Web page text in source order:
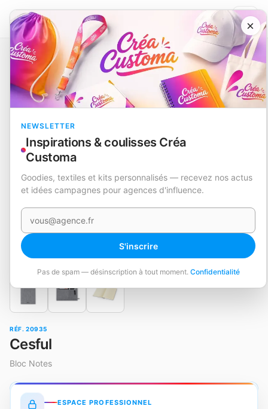
×
NEWSLETTER
Inspirations & coulisses Créa
Customa
Goodies, textiles et kits personnalisés — recevez nos actus
et idées campagnes pour agences d'influence.
Votre e-mail
S'inscrire
Pas de spam — désinscription à tout moment. Confidentialité
Catalogue Écriture Bloc Notes Cesful
EN STOCK
RÉF. 20935
Cesful
Bloc Notes
ESPACE PROFESSIONNEL